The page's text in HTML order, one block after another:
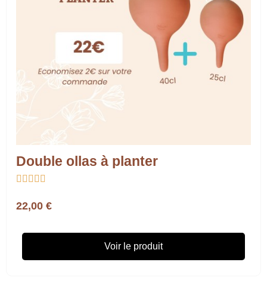
Double ollas à planter
    
22,00 €
Voir le produit